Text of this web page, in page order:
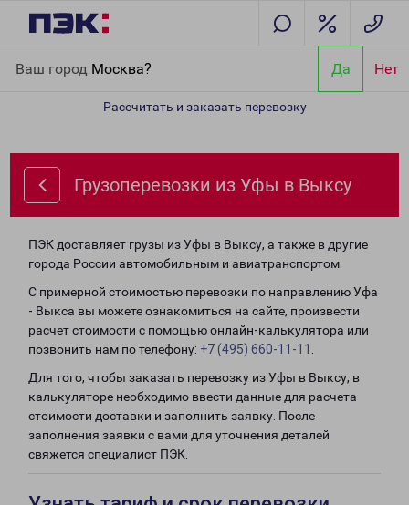
Ваш город Москва? Да Нет
Рассчитать и заказать перевозку
Грузоперевозки из Уфы в Выксу
ПЭК доставляет грузы из Уфы в Выксу, а также в другие
города России автомобильным и авиатранспортом.
С примерной стоимостью перевозки по направлению Уфа
- Выкса вы можете ознакомиться на сайте, произвести
расчет стоимости с помощью онлайн-калькулятора или
позвонить нам по телефону: +7 (495) 660-11-11
Для того, чтобы заказать перевозку из Уфы в Выксу, в
калькуляторе необходимо ввести данные для расчета
стоимости доставки и заполнить заявку. После
заполнения заявки с вами для уточнения деталей
свяжется специалист ПЭК.